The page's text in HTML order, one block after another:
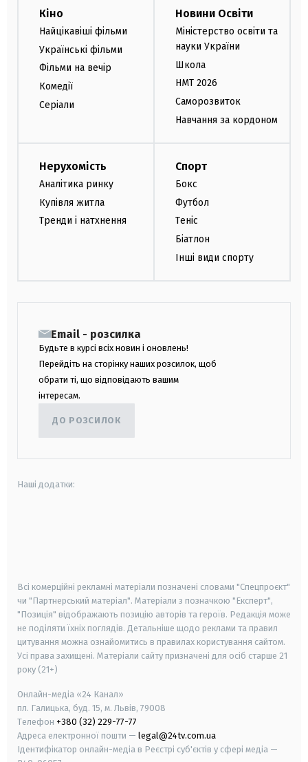
Кіно
Найцікавіші фільми
Українські фільми
Фільми на вечір
Комедії
Серіали
Новини Освіти
Міністерство освіти та
науки України
Школа
НМТ 2026
Саморозвиток
Навчання за кордоном
Нерухомість
Аналітика ринку
Купівля житла
Тренди і натхнення
Спорт
Бокс
Футбол
Теніс
Біатлон
Інші види спорту
Email - розсилка
Будьте в курсі всіх новин і оновлень!
Перейдіть на сторінку наших розсилок, щоб
обрати ті, що відповідають вашим
інтересам.
ДО РОЗСИЛОК
Наші додатки:
Всі комерційні рекламні матеріали позначені словами "Спецпроєкт"
чи "Партнерський матеріал". Матеріали з позначкою "Експерт",
"Позиція" відображають позицію авторів та героїв. Редакція може
не поділяти їхніх поглядів. Детальніше щодо реклами та правил
цитування можна ознайомитись в правилах користування сайтом.
Усі права захищені. Матеріали сайту призначені для осіб старше 21
року (21+)
Онлайн-медіа «24 Канал»
пл. Галицька, буд. 15, м. Львів, 79008
Телефон +380 (32) 229-77-77
Адреса електронної пошти — legal@24tv.com.ua
Ідентифікатор онлайн-медіа в Реєстрі суб'єктів у сфері медіа —